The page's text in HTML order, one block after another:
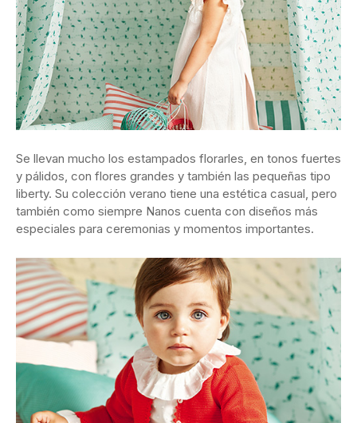
Se llevan mucho los estampados florarles, en tonos fuertes
y pálidos, con flores grandes y también las pequeñas tipo
liberty. Su colección verano tiene una estética casual, pero
también como siempre Nanos cuenta con diseños más
especiales para ceremonias y momentos importantes.